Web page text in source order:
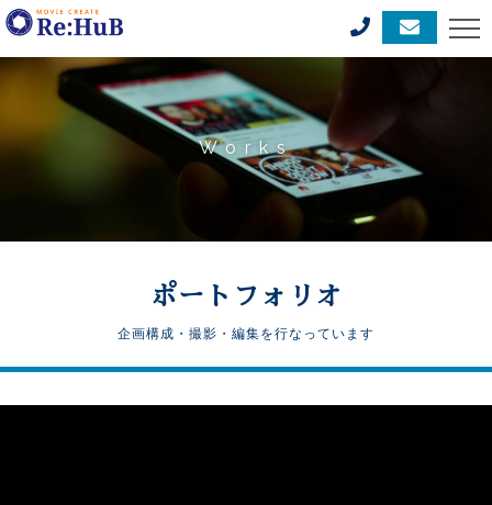
Works
ポートフォリオ
企画構成・撮影・編集を行なっています